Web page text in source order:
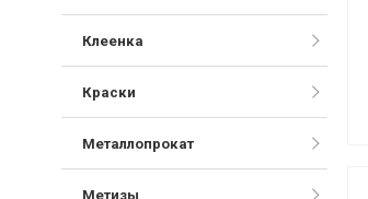
Клеенка
Краски
Металлопрокат
Метизы